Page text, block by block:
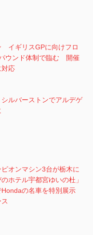
イギリスGPに向けフロ
ウンド体制で臨む 開催
対応
ルバーストンでアルデゲ
オンマシン3台が栃木に
ホテル宇都宮ゆいの杜」
Hondaの名車を特別展示